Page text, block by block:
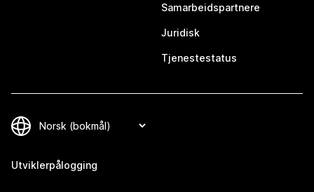
Samarbeidspartnere
Juridisk
Tjenestestatus
Utviklerpålogging